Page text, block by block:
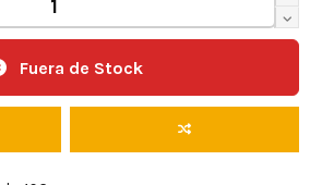
Fuera de Stock